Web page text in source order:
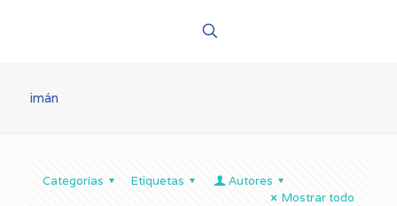
imán
Categorías Etiquetas
Autores
Mostrar todo